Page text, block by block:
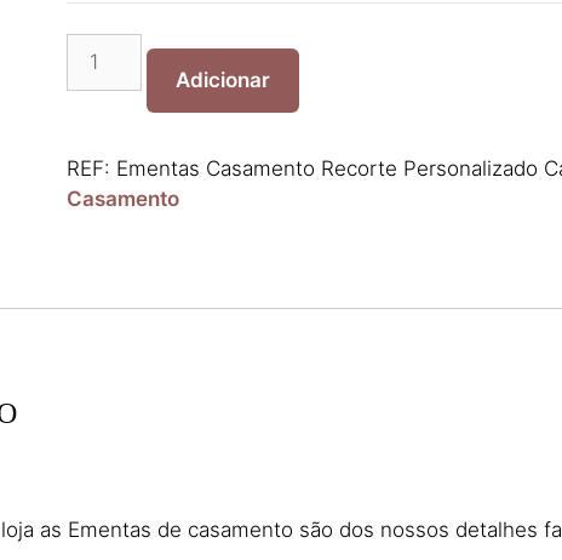
Quantidade
Ementas
Recorte
Personalizado
Adicionar
REF: Ementas Casamento Recorte Personalizado
Casamento
as Ementas de casamento são dos nossos detalhes